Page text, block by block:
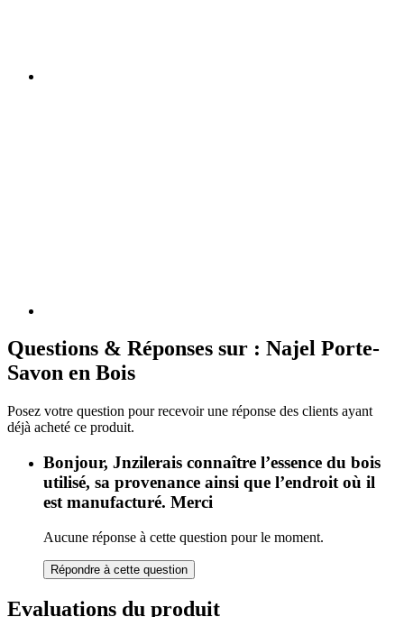
Questions & Réponses sur : Najel Porte-
Savon en Bois
Posez votre question pour recevoir une réponse des clients ayant
déjà acheté ce produit.
Bonjour, Jnzilerais connaître l’essence du bois
utilisé, sa provenance ainsi que l’endroit où il
est manufacturé. Merci
Aucune réponse à cette question pour le moment.
Répondre à cette question
Evaluations du produit